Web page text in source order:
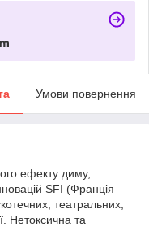
Умови повернення
ефекту диму,
SFI (Франція —
театральних,
Нетоксична та